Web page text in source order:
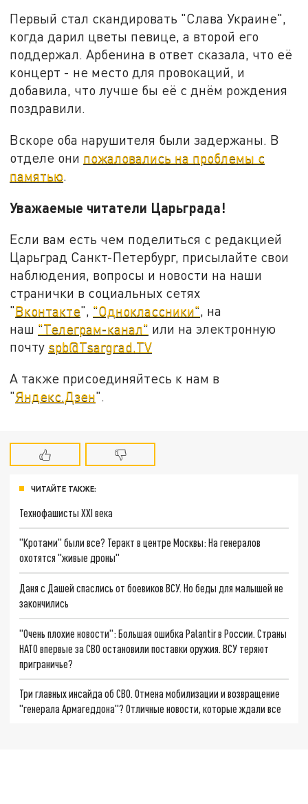
Первый стал скандировать "Слава Украине",
когда дарил цветы певице, а второй его
поддержал. Арбенина в ответ сказала, что её
концерт - не место для провокаций, и
добавила, что лучше бы её с днём рождения
поздравили.
Вскоре оба нарушителя были задержаны. В
отделе они пожаловались на проблемы с
памятью.
Уважаемые читатели Царьграда!
Если вам есть чем поделиться с редакцией
Царьград Санкт-Петербург, присылайте свои
наблюдения, вопросы и новости на наши
странички в социальных сетях
"Вконтакте", "Одноклассники", на
наш "Телеграм-канал" или на электронную
почту spb@Tsargrad.TV
А также присоединяйтесь к нам в
"Яндекс.Дзен".
ЧИТАЙТЕ ТАКЖЕ:
Технофашисты XXI века
"Кротами" были все? Теракт в центре Москвы: На генералов
охотятся "живые дроны"
Даня с Дашей спаслись от боевиков ВСУ. Но беды для малышей не
закончились
"Очень плохие новости": Большая ошибка Palantir в России. Страны
НАТО впервые за СВО остановили поставки оружия. ВСУ теряют
приграничье?
Три главных инсайда об СВО. Отмена мобилизации и возвращение
"генерала Армагеддона"? Отличные новости, которые ждали все